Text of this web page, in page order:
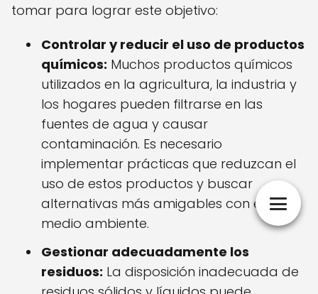
tomar para lograr este objetivo:
Controlar y reducir el uso de productos
químicos: Muchos productos químicos
utilizados en la agricultura, la industria y
los hogares pueden filtrarse en las
fuentes de agua y causar
contaminación. Es necesario
implementar prácticas que reduzcan el
uso de estos productos y buscar
alternativas más amigables con el
medio ambiente.
Gestionar adecuadamente los
residuos: La disposición inadecuada de